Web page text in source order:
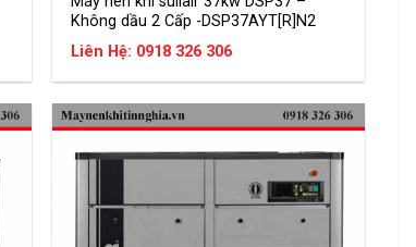
Không dầu 2 Cấp -DSP37AYT[R]N2
Liên Hệ: 0918 326 306